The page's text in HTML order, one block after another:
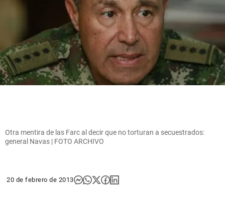
Otra mentira de las Farc al decir que no torturan a secuestrados:
general Navas | FOTO ARCHIVO
20 de febrero de 2013